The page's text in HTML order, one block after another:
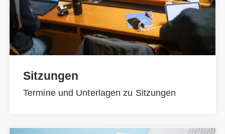
Sitzungen
Termine und Unterlagen zu Sitzungen